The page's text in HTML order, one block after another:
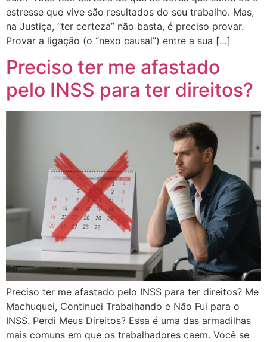
estresse que vive são resultados do seu trabalho. Mas,
na Justiça, “ter certeza” não basta, é preciso provar.
Provar a ligação (o “nexo causal”) entre a sua […]
Preciso ter me afastado
pelo INSS para ter direitos?
Preciso ter me afastado pelo INSS para ter direitos? Me
Machuquei, Continuei Trabalhando e Não Fui para o
INSS. Perdi Meus Direitos? Essa é uma das armadilhas
mais comuns em que os trabalhadores caem. Você se